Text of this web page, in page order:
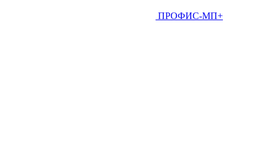
ПРОФИС-МП+